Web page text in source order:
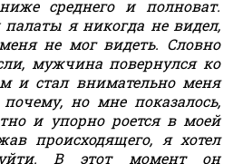
среднего и полноват.
я никогда не видел,
не мог видеть. Словно
мужчина повернулся ко
и стал внимательно меня
но мне показалось,
и упорно роется в моей
происходящего, я хотел
В этот момент он